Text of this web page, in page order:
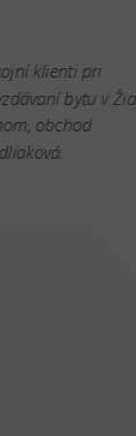
klienti pri
bytu v
obchod